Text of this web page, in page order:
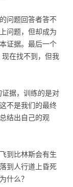
问题回答者答不
问题，但却成为
证据。最后一个
在找不到，但我
据，训练的是对
不是我们的最终
结出自己的观
到比林斯会有生
到人行道上昏死
什么？